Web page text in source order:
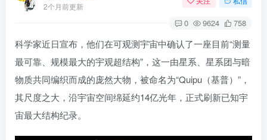
2个月前更新
0 9624 758
科学家近日宣布，他们在可观测宇宙中确认了一座目前“测量
最可靠、规模最大的宇观超结构”，这一由星系、星系团与暗
物质共同编织而成的庞然大物，被命名为“Quipu（基普）”，
其尺度之大，沿宇宙空间绵延约14亿光年，正式刷新已知宇
宙最大结构纪录。